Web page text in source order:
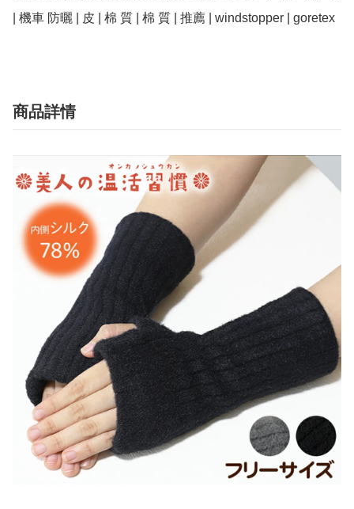
商品詳情